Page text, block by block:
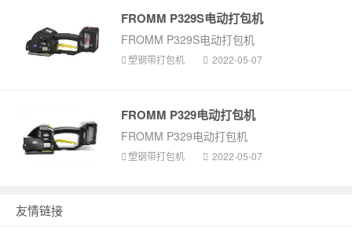
FROMM P329S电动打包机
FROMM P329S电动打包机
塑钢带打包机 2022-05-07
FROMM P329电动打包机
FROMM P329电动打包机
塑钢带打包机 2022-05-07
友情链接